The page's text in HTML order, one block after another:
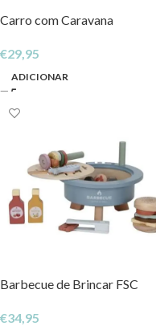
Carro com Caravana
€29,95
ADICIONAR
Barbecue de Brincar FSC
€34,95